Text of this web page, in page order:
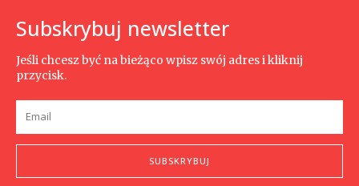
Subskrybuj newsletter
Jeśli chcesz być na bieżąco wpisz swój adres i kliknij
przycisk.
SUBSKRYBUJ